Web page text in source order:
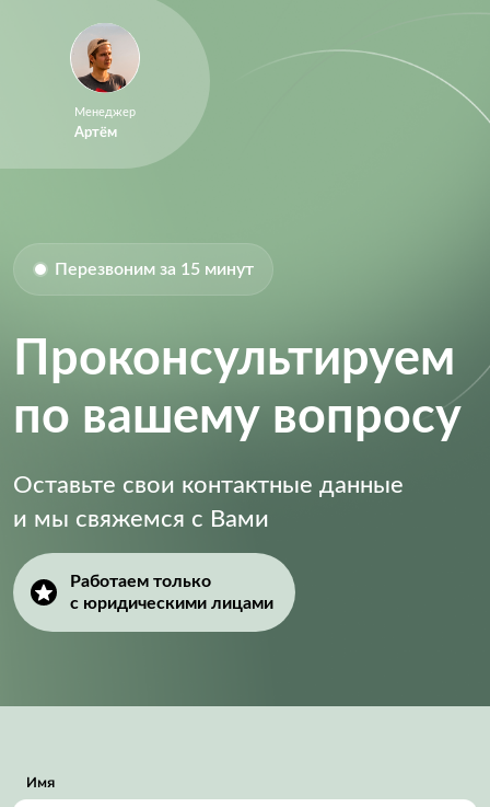
Менеджер
Артём
Перезвоним за 15 минут
Проконсультируем
по вашему вопросу
Оставьте свои контактные данные
и мы свяжемся с Вами
Работаем только
с юридическими лицами
Имя